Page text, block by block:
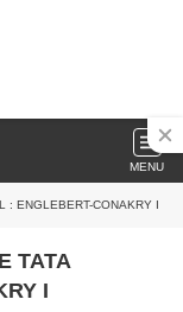
MENU
: ENGLEBERT-CONAKRY I
TATA
I